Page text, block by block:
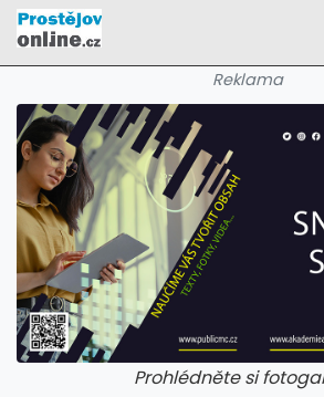
Reklama
Prohlédněte si